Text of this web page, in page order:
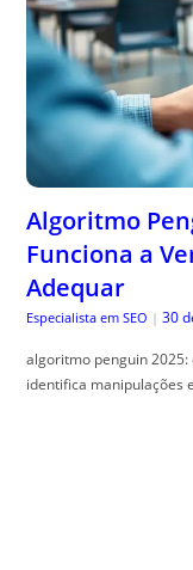
Algoritmo
Funciona a
Adequar
Especialista em SEO | 30
algoritmo penguin 2025:
identifica manipulações